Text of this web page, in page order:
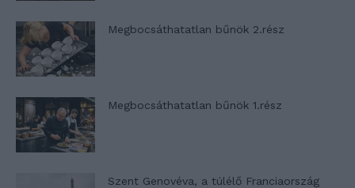
Megbocsáthatatlan bűnök 2.rész
Megbocsáthatatlan bűnök 1.rész
Szent Genovéva, a túlélő Franciaország